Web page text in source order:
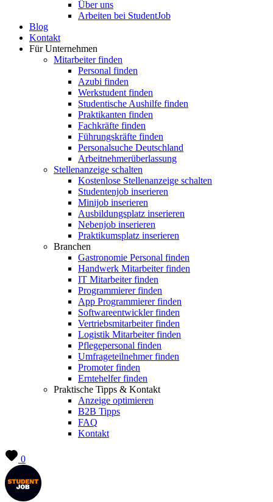
Über uns
Arbeiten bei StudentJob
Blog
Kontakt
Für Unternehmen
Mitarbeiter finden
Personal finden
Azubi finden
Werkstudent finden
Studentische Aushilfe finden
Praktikanten finden
Fachkräfte finden
Führungskräfte finden
Personalsuche Deutschland
Arbeitnehmerüberlassung
Stellenanzeige schalten
Kostenlose Stellenanzeige schalten
Studentenjob inserieren
Minijob inserieren
Ausbildungsplatz inserieren
Nebenjob inserieren
Praktikumsplatz inserieren
Branchen
Gastronomie Personal finden
Handwerk Mitarbeiter finden
IT Mitarbeiter finden
Programmierer finden
App Programmierer finden
Softwareentwickler finden
Vertriebsmitarbeiter finden
Logistik Mitarbeiter finden
Pflegepersonal finden
Umfrageteilnehmer finden
Promoter finden
Erntehelfer finden
Praktische Tipps & Kontakt
Anzeige optimieren
B2B Tipps
FAQ
Kontakt
0